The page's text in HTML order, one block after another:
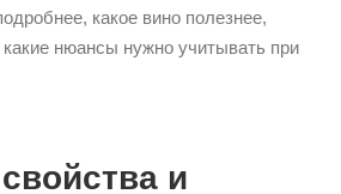
какое вино полезнее,
нюансы нужно учитывать при
и